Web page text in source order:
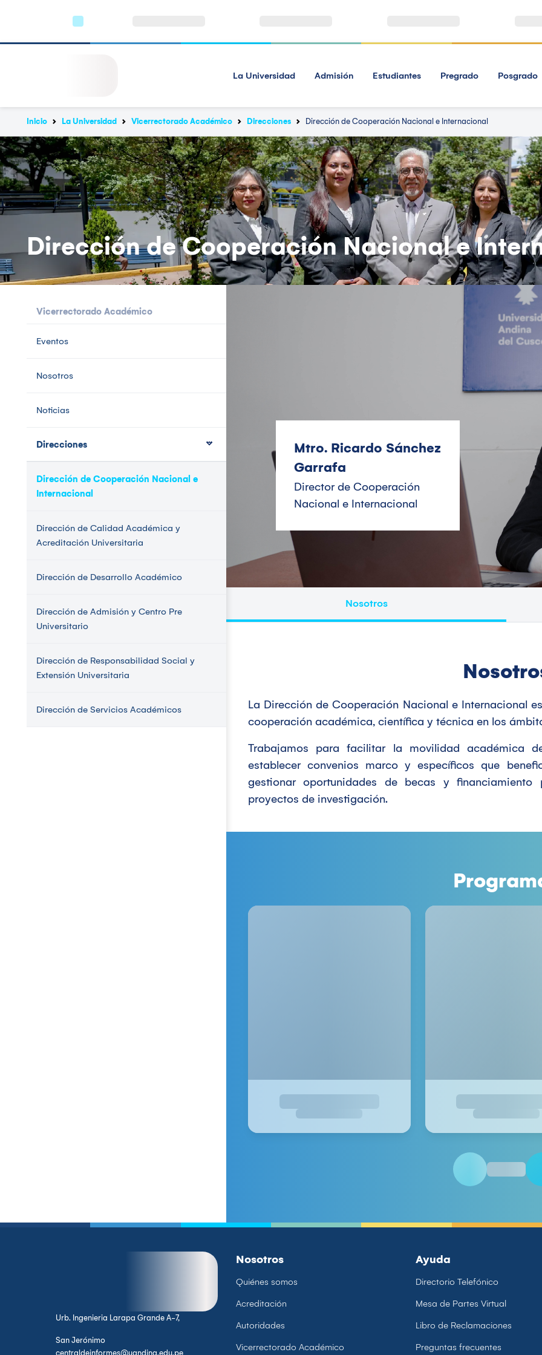
La Universidad Admisión Estudiantes Pregrado Posgrado
Inicio La Universidad Vicerrectorado Académico Direcciones Dirección de Cooperación Nacional e Internacional
Dirección de Cooperación Nacional e
Vicerrectorado Académico
Eventos
Nosotros
Noticias
Direcciones
Dirección de Cooperación Nacional e
Internacional
Dirección de Calidad Académica y
Acreditación Universitaria
Dirección de Desarrollo Académico
Dirección de Admisión y Centro Pre
Universitario
Dirección de Responsabilidad Social y
Extensión Universitaria
Dirección de Servicios Académicos
Mtro. Ricardo Sánchez
Garrafa
Director de Cooperación
Nacional e Internacional
Nosotros
La Dirección de Cooperación Nacional e Internacional
cooperación académica, científica y técnica en los
Trabajamos para facilitar la movilidad académica
establecer convenios marco y específicos que
gestionar oportunidades de becas y
proyectos de investigación.
Urb. Ingenieria Larapa Grande A-7,
San Jerónimo
centraldeinformes@uandina.edu.pe
Nosotros
Quiénes somos
Acreditación
Autoridades
Vicerrectorado Académico
Ayuda
Directorio Telefónico
Mesa de Partes Virtual
Libro de Reclamaciones
Preguntas frecuentes